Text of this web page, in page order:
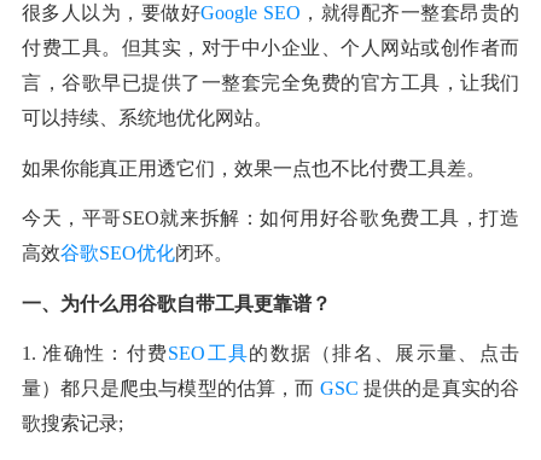
很多人以为，要做好Google SEO ，就得配齐一整套昂贵的
付费工具。但其实，对于中小企业、个人网站或创作者而
言，谷歌早已提供了一整套完全免费的官方工具，让我们
可以持续、系统地优化网站。
如果你能真正用透它们，效果一点也不比付费工具差。
今天，平哥SEO就来拆解：如何用好谷歌免费工具，打造
高效谷歌SEO优化闭环。
一、为什么用谷歌自带工具更靠谱？
1. 准确性：付费SEO工具的数据（排名、展示量、点击
量）都只是爬虫与模型的估算，而 GSC 提供的是真实的谷
歌搜索记录;